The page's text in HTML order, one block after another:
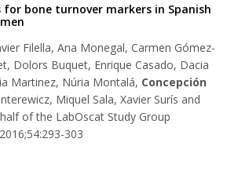
for bone turnover markers in Spanish
Filella, Ana Monegal, Carmen Gómez-
Dolors Buquet, Enrique Casado, Dacia
Martinez, Núria Montalá, Concepción
Miquel Sala, Xavier Surís and
of the LabOscat Study Group
303